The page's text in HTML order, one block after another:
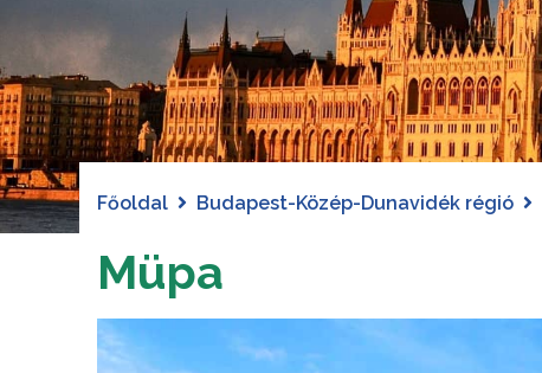
Főoldal Budapest-Közép-Dunavidék régió
Müpa